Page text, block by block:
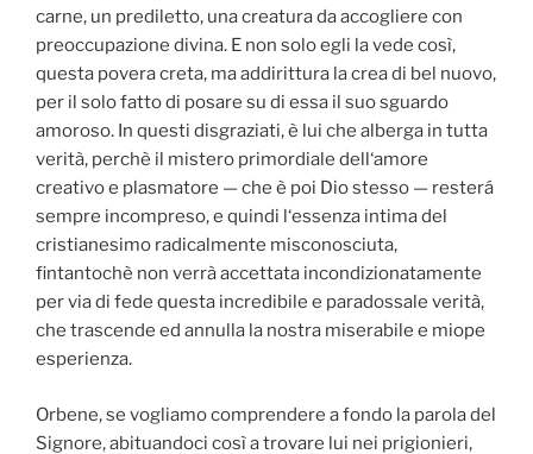
carne, un prediletto, una creatura da accogliere con
preoccupazione divina. E non solo egli la vede così,
questa povera creta, ma addirittura la crea di bel nuovo,
per il solo fatto di posare su di essa il suo sguardo
amoroso. In questi disgraziati, è lui che alberga in tutta
verità, perchè il mistero primordiale dell‘amore
creativo e plasmatore — che è poi Dio stesso — resterá
sempre incompreso, e quindi l‘essenza intima del
cristianesimo radicalmente misconosciuta,
fintantochè non verrà accettata incondizionatamente
per via di fede questa incredibile e paradossale verità,
che trascende ed annulla la nostra miserabile e miope
esperienza.
Orbene, se vogliamo comprendere a fondo la parola del
Signore, abituandoci così a trovare lui nei prigionieri,